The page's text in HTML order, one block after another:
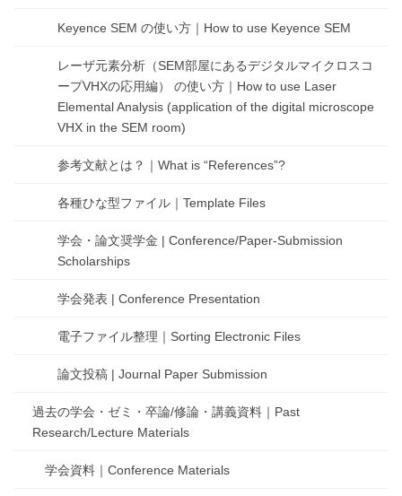
Keyence SEM の使い方｜How to use Keyence SEM
レーザ元素分析（SEM部屋にあるデジタルマイクロスコ
ープVHXの応用編） の使い方｜How to use Laser
Elemental Analysis (application of the digital microscope
VHX in the SEM room)
参考文献とは？｜What is “References”?
各種ひな型ファイル｜Template Files
学会・論文奨学金 | Conference/Paper-Submission
Scholarships
学会発表 | Conference Presentation
電子ファイル整理｜Sorting Electronic Files
論文投稿 | Journal Paper Submission
過去の学会・ゼミ・卒論/修論・講義資料｜Past
Research/Lecture Materials
学会資料｜Conference Materials